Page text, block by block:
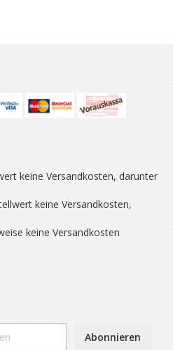
keine Versandkosten, darunter
keine Versandkosten,
keine Versandkosten
Abonnieren